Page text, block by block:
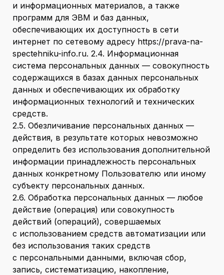
и информационных материалов, а также
программ для ЭВМ и баз данных,
обеспечивающих их доступность в сети
интернет по сетевому адресу https://prava-na-
spectehniku-info.ru. 2.4. Информационная
система персональных данных — совокупность
содержащихся в базах данных персональных
данных и обеспечивающих их обработку
информационных технологий и технических
средств.
2.5. Обезличивание персональных данных —
действия, в результате которых невозможно
определить без использования дополнительной
информации принадлежность персональных
данных конкретному Пользователю или иному
субъекту персональных данных.
2.6. Обработка персональных данных — любое
действие (операция) или совокупность
действий (операций), совершаемых
с использованием средств автоматизации или
без использования таких средств
с персональными данными, включая сбор,
запись, систематизацию, накопление,